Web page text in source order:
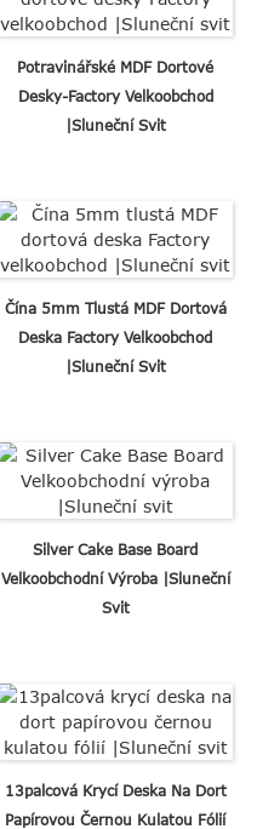
Potravinářské MDF Dortové
Desky-Factory Velkoobchod
|Sluneční Svit
Čína 5mm Tlustá MDF Dortová
Deska Factory Velkoobchod
|Sluneční Svit
Silver Cake Base Board
Velkoobchodní Výroba |Sluneční
Svit
13palcová Krycí Deska Na Dort
Papírovou Černou Kulatou Fólií